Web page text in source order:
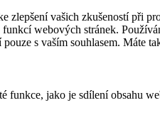
zlepšení vašich zkušeností při
webových stránek.
s vaším souhlasem. Máte
funkce, jako je sdílení obsahu